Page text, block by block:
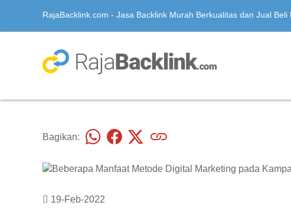
RajaBacklink.com - Jasa Backlink Murah Berkualitas dan Jual Beli
Bagikan:
19-Feb-2022